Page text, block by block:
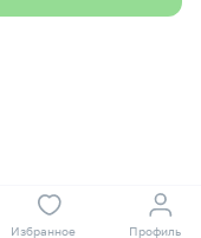
Избранное Профиль